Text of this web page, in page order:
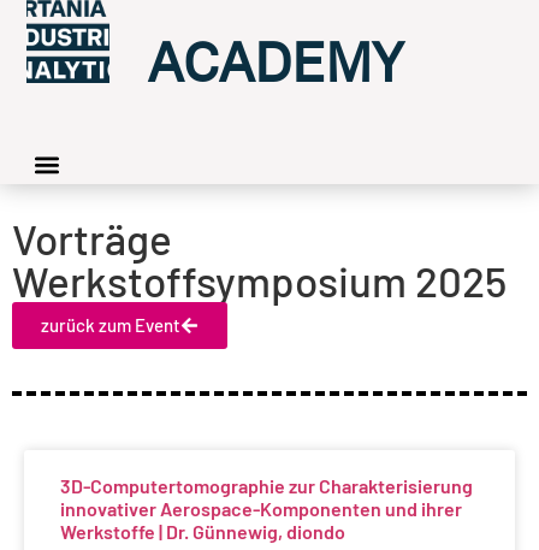
ACADEMY
Vorträge
Werkstoffsymposium 2025
zurück zum Event
3D-Computertomographie zur Charakterisierung
innovativer Aerospace-Komponenten und ihrer
Werkstoffe | Dr. Günnewig, diondo